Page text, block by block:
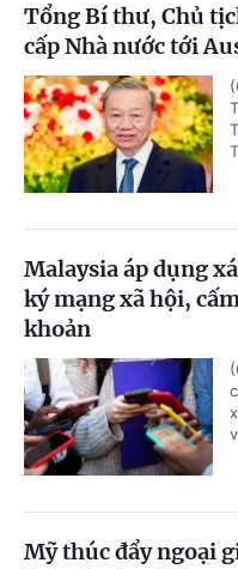
Tổng Bí thư, Chủ
cấp Nhà nước tới
Malaysia áp dụng
ký mạng xã hội,
khoản
Mỹ thúc đẩy ngoại